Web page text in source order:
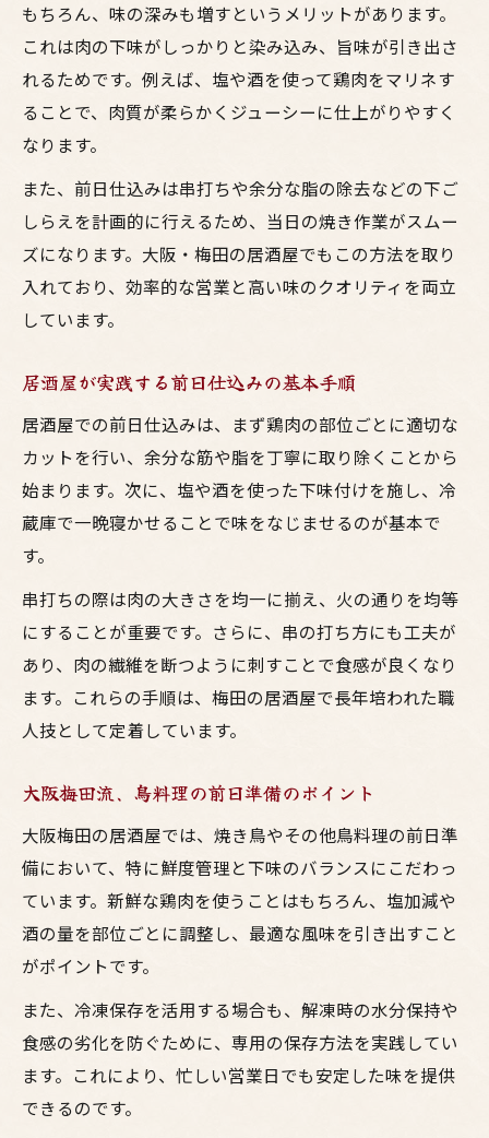
もちろん、味の深みも増すというメリットがあります。
これは肉の下味がしっかりと染み込み、旨味が引き出さ
れるためです。例えば、塩や酒を使って鶏肉をマリネす
ることで、肉質が柔らかくジューシーに仕上がりやすく
なります。
また、前日仕込みは串打ちや余分な脂の除去などの下ご
しらえを計画的に行えるため、当日の焼き作業がスムー
ズになります。大阪・梅田の居酒屋でもこの方法を取り
入れており、効率的な営業と高い味のクオリティを両立
しています。
居酒屋が実践する前日仕込みの基本手順
居酒屋での前日仕込みは、まず鶏肉の部位ごとに適切な
カットを行い、余分な筋や脂を丁寧に取り除くことから
始まります。次に、塩や酒を使った下味付けを施し、冷
蔵庫で一晩寝かせることで味をなじませるのが基本で
す。
串打ちの際は肉の大きさを均一に揃え、火の通りを均等
にすることが重要です。さらに、串の打ち方にも工夫が
あり、肉の繊維を断つように刺すことで食感が良くなり
ます。これらの手順は、梅田の居酒屋で長年培われた職
人技として定着しています。
大阪梅田流、鳥料理の前日準備のポイント
大阪梅田の居酒屋では、焼き鳥やその他鳥料理の前日準
備において、特に鮮度管理と下味のバランスにこだわっ
ています。新鮮な鶏肉を使うことはもちろん、塩加減や
酒の量を部位ごとに調整し、最適な風味を引き出すこと
がポイントです。
また、冷凍保存を活用する場合も、解凍時の水分保持や
食感の劣化を防ぐために、専用の保存方法を実践してい
ます。これにより、忙しい営業日でも安定した味を提供
できるのです。